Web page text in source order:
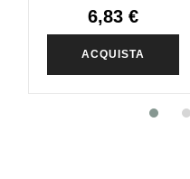
6,83 €
ACQUISTA